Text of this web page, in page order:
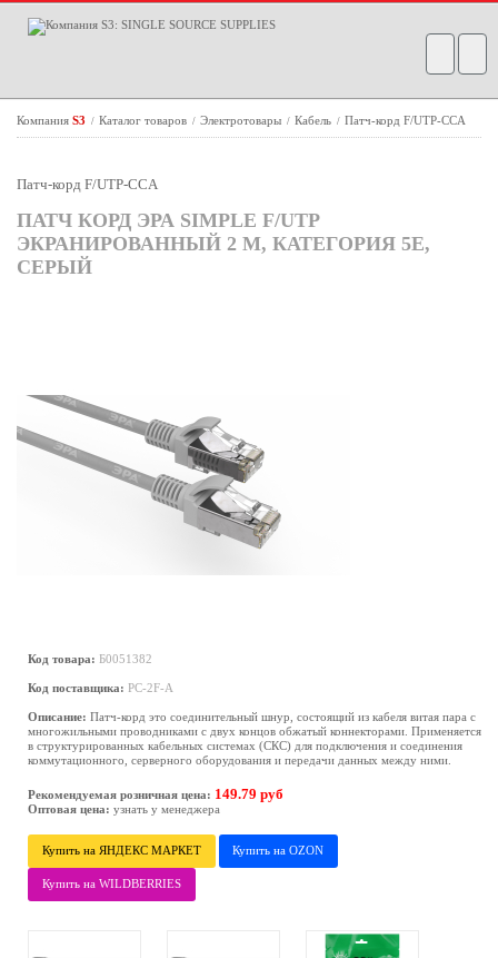
Компания S3 / Каталог товаров / Электротовары / Кабель / Патч-корд F/UTP-CCA
Патч-корд F/UTP-CCA
ПАТЧ КОРД ЭРА SIMPLE F/UTP
ЭКРАНИРОВАННЫЙ 2 М, КАТЕГОРИЯ 5E,
СЕРЫЙ
Код товара: Б0051382
Код поставщика: PC-2F-A
Описание: Патч-корд это соединительный шнур, состоящий из кабеля витая пара с
многожильными проводниками с двух концов обжатый коннекторами. Применяется
в структурированных кабельных системах (СКС) для подключения и соединения
коммутационного, серверного оборудования и передачи данных между ними.
Рекомендуемая розничная цена: 149.79 руб
Оптовая цена: узнать у менеджера
Купить на ЯНДЕКС МАРКЕТ Купить на OZON
Купить на WILDBERRIES